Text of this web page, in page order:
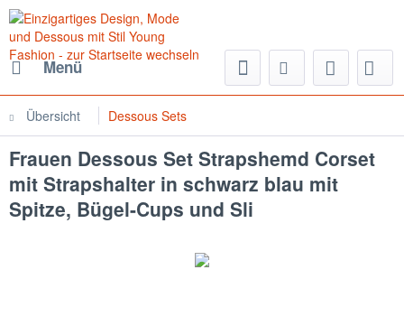
Menü
Übersicht Dessous Sets
Frauen Dessous Set Strapshemd Corset
mit Strapshalter in schwarz blau mit
Spitze, Bügel-Cups und Sli